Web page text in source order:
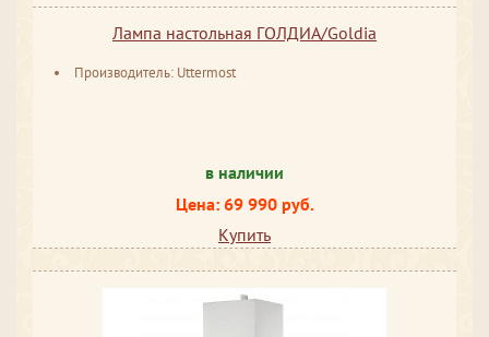
Лампа настольная ГОЛДИА/Goldia
Производитель: Uttermost
в наличии
Цена: 69 990 руб.
Купить